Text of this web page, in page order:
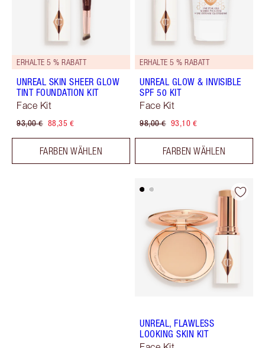
ERHALTE 5 % RABATT
UNREAL SKIN SHEER GLOW
TINT FOUNDATION KIT
Face Kit
93,00 € 88,35 €
FARBEN WÄHLEN
ERHALTE 5 % RABATT
UNREAL GLOW & INVISIBLE
SPF 50 KIT
Face Kit
98,00 € 93,10 €
FARBEN WÄHLEN
UNREAL, FLAWLESS
LOOKING SKIN KIT